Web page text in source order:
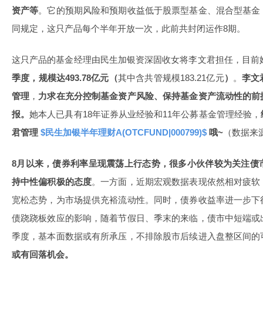
资产等。它的预期风险和预期收益低于股票型基金、混合型基
同规定，这只产品每个半年开放一次，此前共封闭运作8期。
这只产品的基金经理由民生加银资深固收女将李文君担任，目前
季度，规模达493.78亿元（其中含共管规模183.21亿元） 。李文
管理 ， 力求在充分控制基金资产风险、保持基金资产流动性的
报。她本人已具有18年证券从业经验和11年公募基金管理经验，
君管理 $民生加银半年理财A(OTCFUND|000799)$ 哦~ （数据
8月以来，债券利率呈现震荡上行态势，很多小伙伴较为关注
持中性偏积极的态度。一方面，近期宏观数据表现依然相对疲
宽松态势，为市场提供充裕流动性。同时，债券收益率进一步
债跷跷板效应的影响，随着节假日、季末的来临，债市中短端
季度，基本面数据或有所承压，不排除股市后续进入盘整区间
或有回落机会。